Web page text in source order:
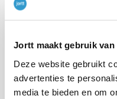
Jortt maakt gebruik van
Deze website gebruikt
advertenties te
media te bieden en om
Ingepland.